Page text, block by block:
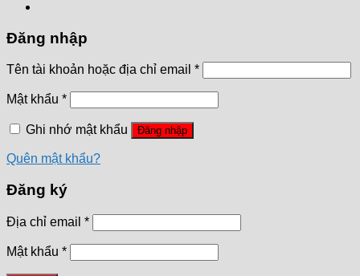
Đăng nhập
Tên tài khoản hoặc địa chỉ email *
Mật khẩu *
Ghi nhớ mật khẩu Đăng nhập
Quên mật khẩu?
Đăng ký
Địa chỉ email *
Mật khẩu *